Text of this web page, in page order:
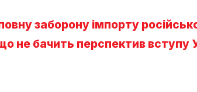
заборону імпорту
не бачить перспектив вступу